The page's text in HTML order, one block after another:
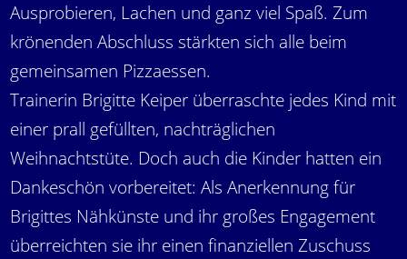
Ausprobieren, Lachen und ganz viel Spaß. Zum
krönenden Abschluss stärkten sich alle beim
gemeinsamen Pizzaessen.
Trainerin Brigitte Keiper überraschte jedes Kind mit
einer prall gefüllten, nachträglichen
Weihnachtstüte. Doch auch die Kinder hatten ein
Dankeschön vorbereitet: Als Anerkennung für
Brigittes Nähkünste und ihr großes Engagement
überreichten sie ihr einen finanziellen Zuschuss